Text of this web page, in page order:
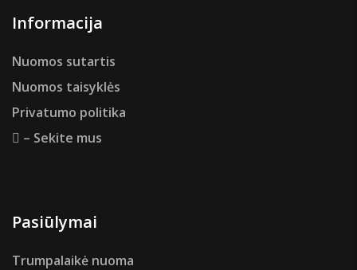
Informacija
Nuomos sutartis
Nuomos taisyklės
Privatumo politika
– Sekite mus
Pasiūlymai
Trumpalaikė nuoma